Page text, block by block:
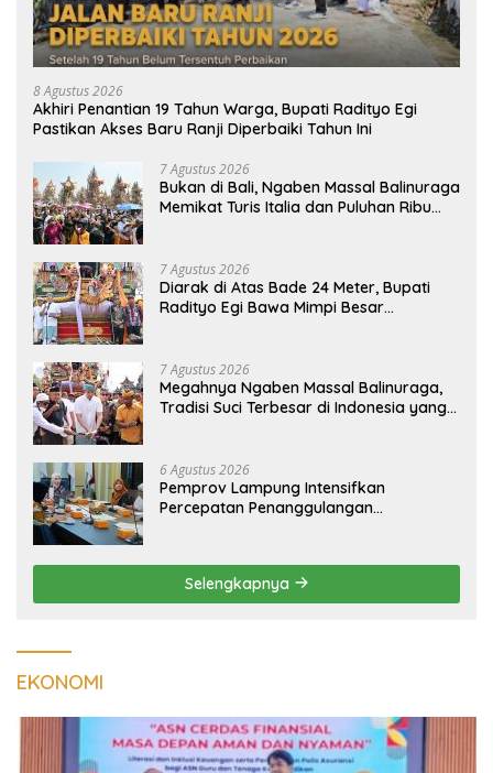
8 Agustus 2026
Akhiri Penantian 19 Tahun Warga, Bupati Radityo Egi
Pastikan Akses Baru Ranji Diperbaiki Tahun Ini
7 Agustus 2026
Bukan di Bali, Ngaben Massal Balinuraga
Memikat Turis Italia dan Puluhan Ribu
7 Agustus 2026
Diarak di Atas Bade 24 Meter, Bupati
Radityo Egi Bawa Mimpi Besar
7 Agustus 2026
Megahnya Ngaben Massal Balinuraga,
Tradisi Suci Terbesar di Indonesia yang
6 Agustus 2026
Pemprov Lampung Intensifkan
Percepatan Penanggulangan
Selengkapnya
EKONOMI